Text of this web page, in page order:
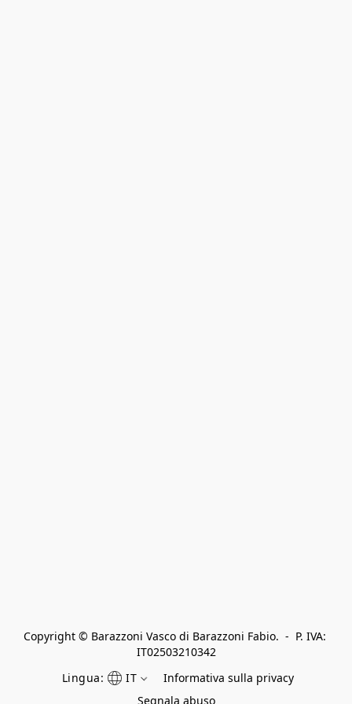
Copyright © Barazzoni Vasco di Barazzoni Fabio.  -  P. IVA:
IT02503210342
Lingua:
IT
Informativa sulla privacy
Segnala abuso